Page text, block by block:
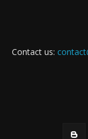
Contact us: